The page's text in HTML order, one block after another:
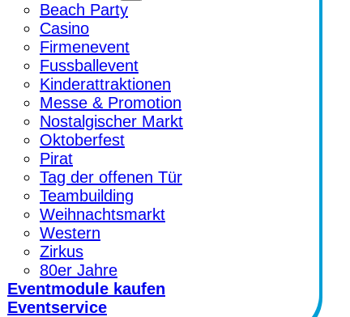
Beach Party
Casino
Firmenevent
Fussballevent
Kinderattraktionen
Messe & Promotion
Nostalgischer Markt
Oktoberfest
Pirat
Tag der offenen Tür
Teambuilding
Weihnachtsmarkt
Western
Zirkus
80er Jahre
Eventmodule kaufen
Eventservice